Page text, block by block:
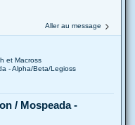
Aller au message
et Macross
- Alpha/Beta/Legioss
/ Mospeada -